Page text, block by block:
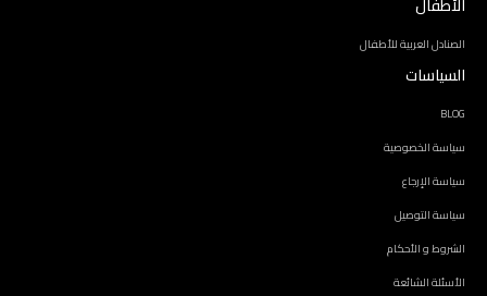
الأطفال
الصنادل العربية للأطفال
السياسات
BLOG
سياسة الخصوصية
سياسة الإرجاع
سياسة التوصيل
الشروط و الأحكام
الأسئلة الشائعة